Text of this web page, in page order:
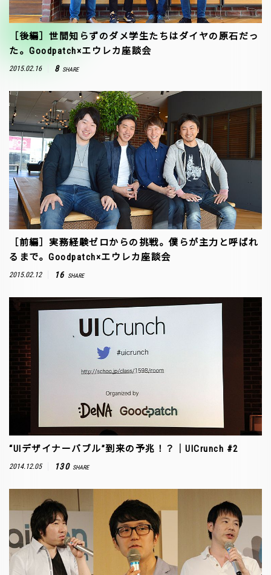
［後編］世間知らずのダメ学生たちはダイヤの原石だっ
た。Goodpatch×エウレカ座談会
2015.02.16 8 SHARE
［前編］実務経験ゼロからの挑戦。僕らが主力と呼ばれ
るまで。Goodpatch×エウレカ座談会
2015.02.12 16 SHARE
“UIデザイナーバブル”到来の予兆！？｜UICrunch #2
2014.12.05 130 SHARE